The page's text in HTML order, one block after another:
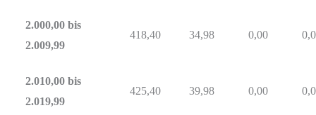
2.000,00 bis
2.009,99
418,40 34,98 0,00
2.010,00 bis
2.019,99
425,40 39,98 0,00